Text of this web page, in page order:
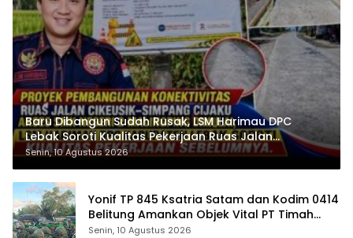
Baru Dibangun Sudah Rusak, LSM Harimau DPC
Lebak Soroti Kualitas Pekerjaan Ruas Jalan
Cikeusik-Simpang Cijaku
Senin, 10 Agustus 2026
Yonif TP 845 Ksatria Satam dan Kodim 0414
Belitung Amankan Objek Vital PT Timah
Saat Aksi Penambang
Senin, 10 Agustus 2026